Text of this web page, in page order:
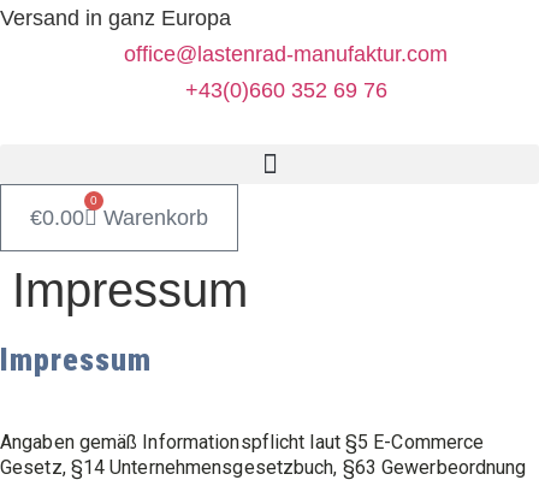
Zum
Versand in ganz Europa
office@lastenrad-manufaktur.com
+43(0)660 352 69 76
€0.00
0
Warenkorb
Impressum
Impressum
Angaben gemäß Informationspflicht laut §5 E-Commerce
Gesetz, §14 Unternehmensgesetzbuch, §63 Gewerbeordnung